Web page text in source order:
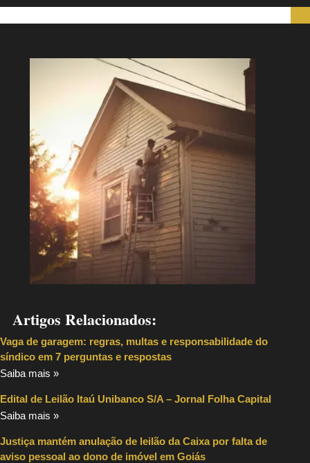
Artigos Relacionados:
Vaga de garagem: regras, multas e responsabilidade do
síndico em 7 perguntas e respostas
Saiba mais »
Edital de Leilão Itaú Unibanco S/A – Jornal Folha Capital
Saiba mais »
Justiça mantém anulação de leilão da Caixa por falta de
aviso pessoal ao dono de imóvel em Goiás